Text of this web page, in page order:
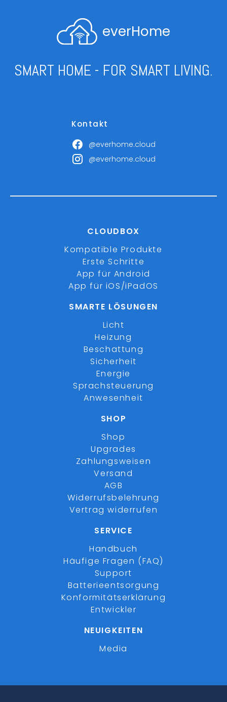
everHome
SMART HOME - FOR SMART LIVING.
Kontakt
@everhome.cloud
@everhome.cloud
CLOUDBOX
Kompatible Produkte
Erste Schritte
App für Android
App für iOS/iPadOS
SMARTE LÖSUNGEN
Licht
Heizung
Beschattung
Sicherheit
Energie
Sprachsteuerung
Anwesenheit
SHOP
Shop
Upgrades
Zahlungsweisen
Versand
AGB
Widerrufsbelehrung
Vertrag widerrufen
SERVICE
Handbuch
Häufige Fragen (FAQ)
Support
Batterieentsorgung
Konformitätserklärung
Entwickler
NEUIGKEITEN
Media